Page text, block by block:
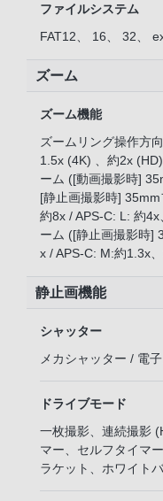
ファイルシステム
FAT12、 16、 32、
ズーム
ズーム機能
ズームリング操作方
1.5x (4K) 、約2x
ーム ([動画撮影時]
[静止画撮影時]
約8x / APS-C: L: 約
ーム ([静止画撮影時]
x / APS-C: M:約1.3x
静止画機能
シャッター
メカシャッター / 電
ドライブモード
一枚撮影、連続撮影
マー、セルフタイマ
ラケット、ホワイト